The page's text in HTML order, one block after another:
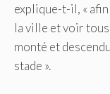
explique-t-il, «
la ville et voir
monté et
stade ».